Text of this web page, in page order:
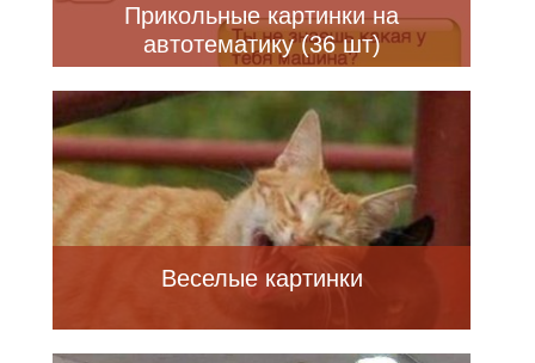
Прикольные картинки на
автотематику (36 шт)
Веселые картинки